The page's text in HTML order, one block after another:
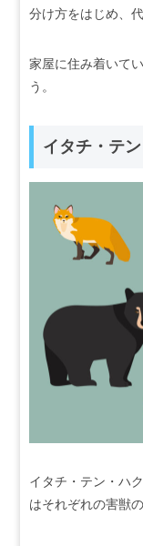
分け方をはじめ、
家屋に住み着いて
う。
イタチ・テ
イタチ・テン・ハ
はそれぞれの害獣